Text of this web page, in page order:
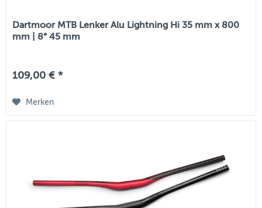
Dartmoor MTB Lenker Alu Lightning Hi 35 mm x 800
mm | 8° 45 mm
109,00 € *
Merken